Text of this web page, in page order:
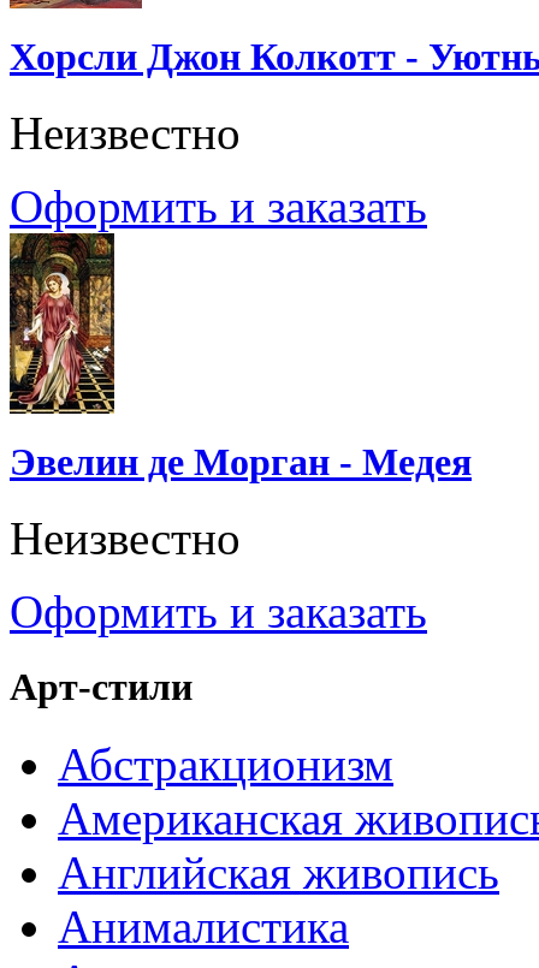
Хорсли Джон Колкотт -
Неизвестно
Оформить и заказать
Эвелин де Морган - Медея
Неизвестно
Оформить и заказать
Арт-стили
Абстракционизм
Американская
Английская живопись
Анималистика